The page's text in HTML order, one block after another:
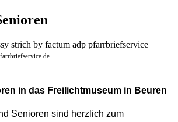
in das Freilichtmuseum in Beuren
Senioren sind herzlich zum